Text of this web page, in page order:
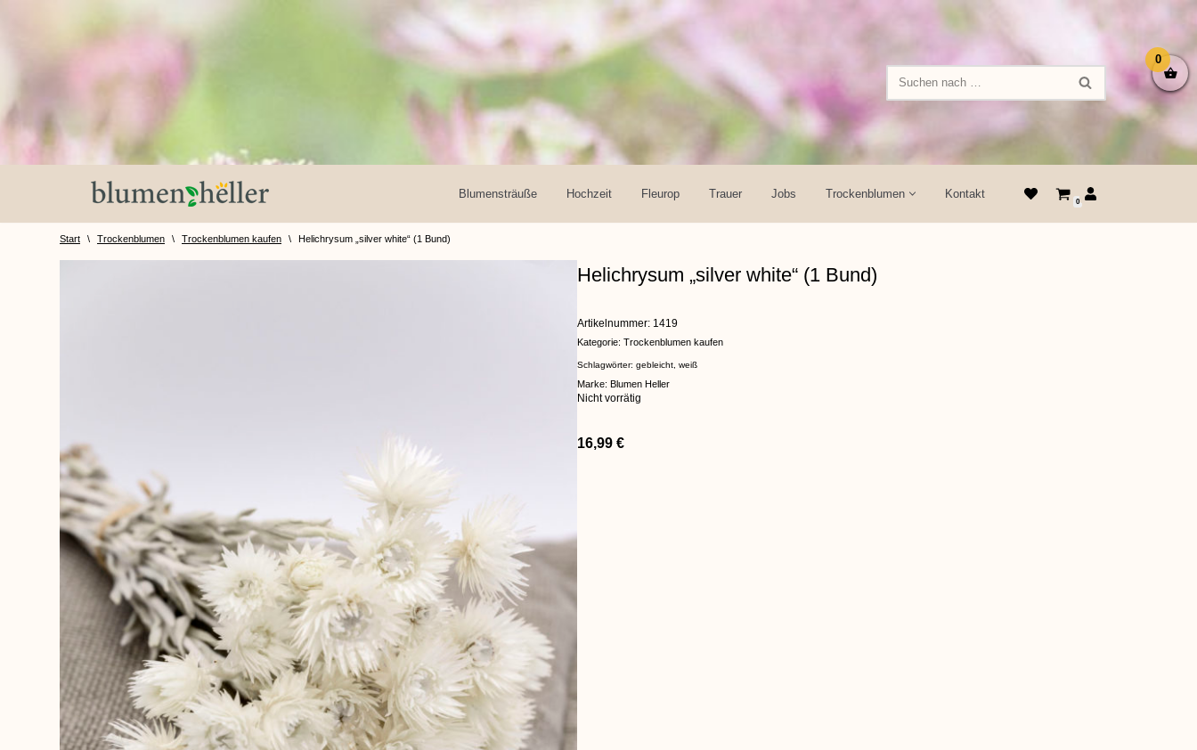
Blumensträuße Hochzeit Fleurop Trauer Jobs Trockenblumen Kontakt
0
Start \ Trockenblumen \ Trockenblumen kaufen \ Helichrysum „silver white“ (1 Bund)
Helichrysum „silver white“ (1 Bund)
Artikelnummer: 1419
Kategorie: Trockenblumen kaufen
Schlagwörter: gebleicht, weiß
Marke: Blumen Heller
Nicht vorrätig
16,99 €
0